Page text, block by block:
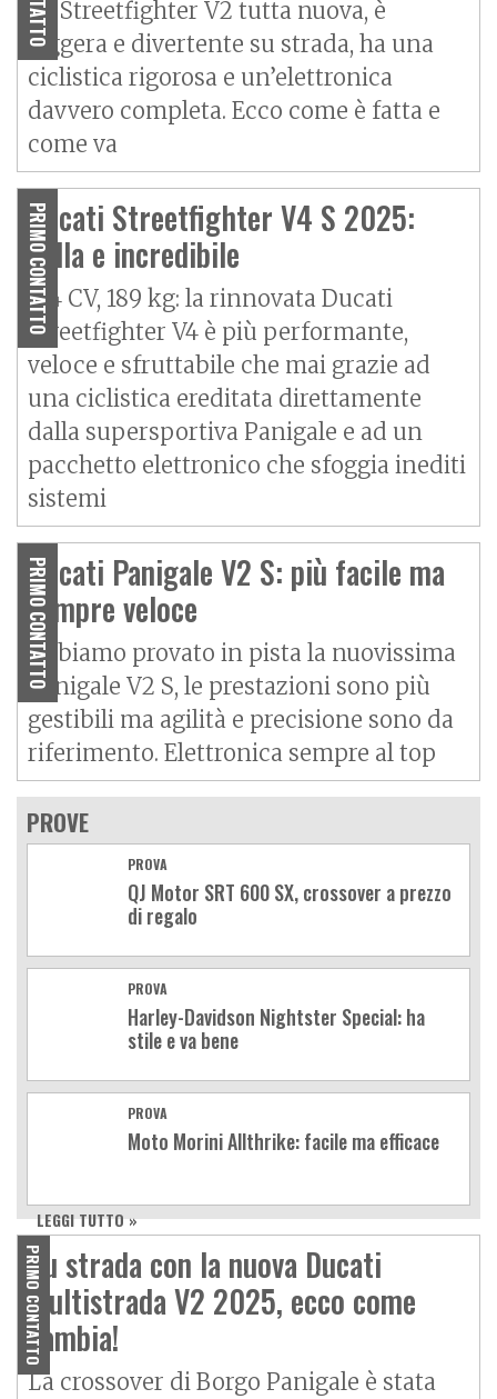
La Streetfighter V2 tutta nuova, è
leggera e divertente su strada, ha una
ciclistica rigorosa e un’elettronica
davvero completa. Ecco come è fatta e
come va
PRIMO CONTATTO
Ducati Streetfighter V4 S 2025:
bella e incredibile
214 CV, 189 kg: la rinnovata Ducati
Streetfighter V4 è più performante,
veloce e sfruttabile che mai grazie ad
una ciclistica ereditata direttamente
dalla supersportiva Panigale e ad un
pacchetto elettronico che sfoggia inediti
sistemi
PRIMO CONTATTO
Ducati Panigale V2 S: più facile ma
sempre veloce
Abbiamo provato in pista la nuovissima
Panigale V2 S, le prestazioni sono più
gestibili ma agilità e precisione sono da
riferimento. Elettronica sempre al top
PROVE
PROVA
QJ Motor SRT 600 SX, crossover a prezzo
di regalo
PROVA
Harley-Davidson Nightster Special: ha
stile e va bene
PROVA
Moto Morini Allthrike: facile ma efficace
LEGGI TUTTO »
PRIMO CONTATTO
Su strada con la nuova Ducati
Multistrada V2 2025, ecco come
cambia!
La crossover di Borgo Panigale è stata